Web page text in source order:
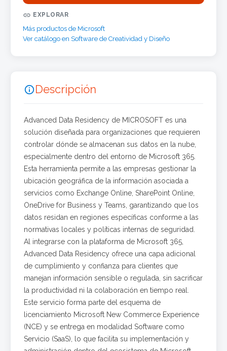
 EXPLORAR
Más productos de Microsoft
Ver catálogo en Software de Creatividad y Diseño
Descripción
Advanced Data Residency de MICROSOFT es una
solución diseñada para organizaciones que requieren
controlar dónde se almacenan sus datos en la nube,
especialmente dentro del entorno de Microsoft 365.
Esta herramienta permite a las empresas gestionar la
ubicación geográfica de la información asociada a
servicios como Exchange Online, SharePoint Online,
OneDrive for Business y Teams, garantizando que los
datos residan en regiones específicas conforme a las
normativas locales y políticas internas de seguridad.
Al integrarse con la plataforma de Microsoft 365,
Advanced Data Residency ofrece una capa adicional
de cumplimiento y confianza para clientes que
manejan información sensible o regulada, sin sacrificar
la productividad ni la colaboración en tiempo real.
Este servicio forma parte del esquema de
licenciamiento Microsoft New Commerce Experience
(NCE) y se entrega en modalidad Software como
Servicio (SaaS), lo que facilita su implementación y